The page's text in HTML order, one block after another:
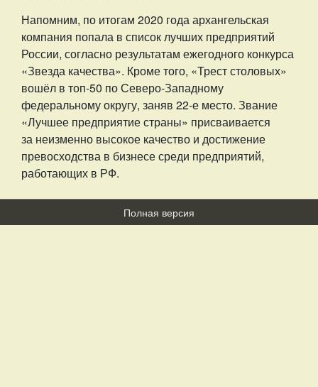
Напомним, по итогам 2020 года архангельская
компания попала в список лучших предприятий
России, согласно результатам ежегодного конкурса
«Звезда качества». Кроме того, «Трест столовых»
вошёл в топ-50 по Северо-Западному
федеральному округу, заняв 22-е место. Звание
«Лучшее предприятие страны» присваивается
за неизменно высокое качество и достижение
превосходства в бизнесе среди предприятий,
работающих в РФ.
Полная версия